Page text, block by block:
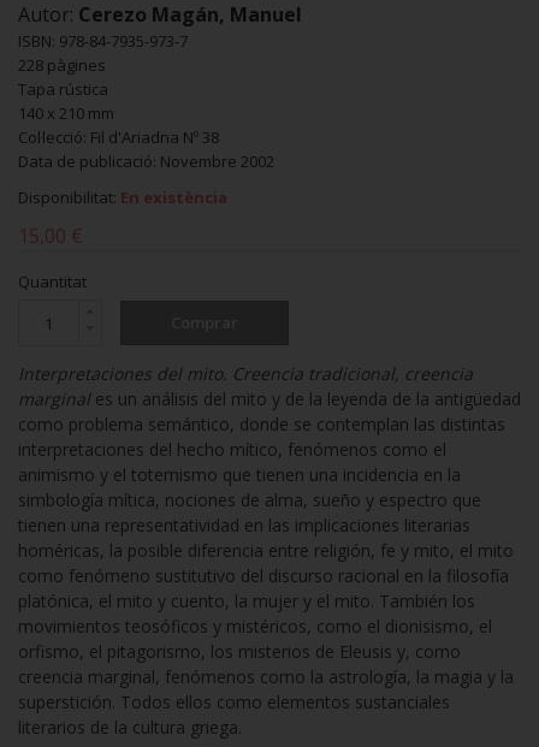
Autor: Cerezo Magán, Manuel
ISBN: 978-84-7935-973-7
228 pàgines
Tapa rústica
140 x 210 mm
Col·lecció: Fil d'Ariadna Nº 38
Data de publicació: Novembre 2002
Disponibilitat: En existència
15,00 €
Quantitat
Interpretaciones del mito. Creencia tradicional, creencia
marginales un análisis del mito y de la leyenda de la antigüedad
como problema semántico, donde se contemplan las distintas
interpretaciones del hecho mítico, fenómenos como el
animismo y el totemismo que tienen una incidencia en la
simbología mítica, nociones de alma, sueño y espectro que
tienen una representatividad en las implicaciones literarias
homéricas, la posible diferencia entre religión, fe y mito, el mito
como fenómeno sustitutivo del discurso racional en la filosofía
platónica, el mito y cuento, la mujer y el mito. También los
movimientos teosóficos y mistéricos, como el dionisismo, el
orfismo, el pitagorismo, los misterios de Eleusis y, como
creencia marginal, fenómenos como la astrología, la magia y la
superstición. Todos ellos como elementos sustanciales
literarios de la cultura griega.